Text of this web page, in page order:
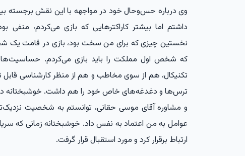
وی درباره حس‌وحال خود در مواجهه با این نقش برجسته
داشتم اما بیشتر کاراکترهایی که بازی می‌کردم،
نخستین چیزی که برای من سخت بود، بازی در قامت یک
که شخص اول مملکت را باید بازی می‌کردم.
تکنیکال، هم از سوی مخاطب و هم از منظر کارشناسی قابل
ترس‌ها و دغدغه‌های خاص خود را هم داشت. خوشبختانه در
و مشاوره آقای موسی حقانی، توانستم به شخصیت
عوامل به من اعتماد به نفس داد. خوشبختانه زمانی که
ارتباط برقرار کرد و مورد استقبال قرار گرفت.